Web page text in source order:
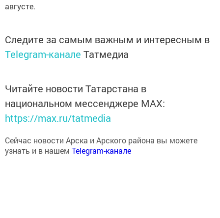
августе.
Следите за самым важным и интересным в
Telegram-канале Татмедиа
Читайте новости Татарстана в
национальном мессенджере MАХ:
https://max.ru/tatmedia
Сейчас новости Арска и Арского района вы можете
узнать и в нашем Telegram-канале